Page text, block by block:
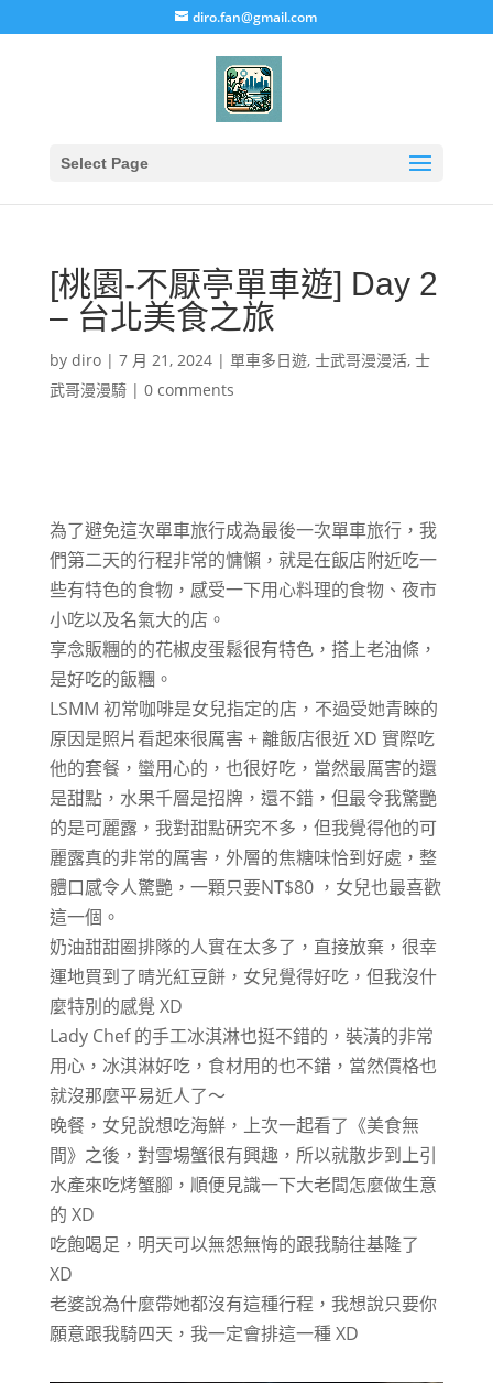
diro.fan@gmail.com
Select Page
[桃園-不厭亭單車遊] Day 2
– 台北美食之旅
by diro| 7 月 21, 2024| 單車多日遊, 士武哥漫漫活, 士
武哥漫漫騎| 0 comments
為了避免這次單車旅行成為最後一次單車旅行，我
們第二天的行程非常的慵懶，就是在飯店附近吃一
些有特色的食物，感受一下用心料理的食物、夜市
小吃以及名氣大的店。
享念販糰的的花椒皮蛋鬆很有特色，搭上老油條，
是好吃的飯糰。
LSMM 初常咖啡是女兒指定的店，不過受她青睞的
原因是照片看起來很厲害 + 離飯店很近 XD 實際吃
他的套餐，蠻用心的，也很好吃，當然最厲害的還
是甜點，水果千層是招牌，還不錯，但最令我驚艷
的是可麗露，我對甜點研究不多，但我覺得他的可
麗露真的非常的厲害，外層的焦糖味恰到好處，整
體口感令人驚艷，一顆只要NT$80 ，女兒也最喜歡
這一個。
奶油甜甜圈排隊的人實在太多了，直接放棄，很幸
運地買到了晴光紅豆餅，女兒覺得好吃，但我沒什
麼特別的感覺 XD
Lady Chef 的手工冰淇淋也挺不錯的，裝潢的非常
用心，冰淇淋好吃，食材用的也不錯，當然價格也
就沒那麼平易近人了～
晚餐，女兒說想吃海鮮，上次一起看了《美食無
間》之後，對雪場蟹很有興趣，所以就散步到上引
水產來吃烤蟹腳，順便見識一下大老闆怎麼做生意
的 XD
吃飽喝足，明天可以無怨無悔的跟我騎往基隆了
XD
老婆說為什麼帶她都沒有這種行程，我想說只要你
願意跟我騎四天，我一定會排這一種 XD